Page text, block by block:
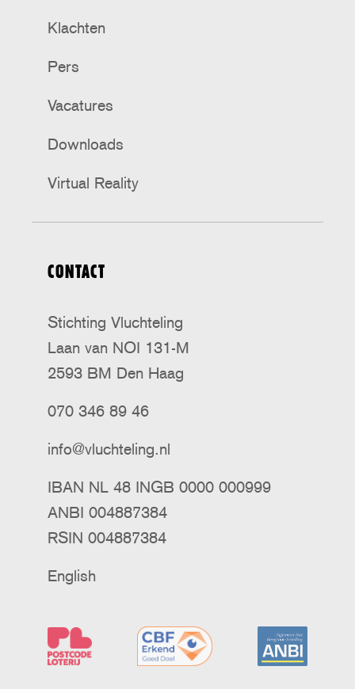
Klachten
Pers
Vacatures
Downloads
Virtual Reality
CONTACT
Stichting Vluchteling
Laan van NOI 131-M
2593 BM Den Haag
070 346 89 46
info@vluchteling.nl
IBAN NL 48 INGB 0000 000999
ANBI 004887384
RSIN 004887384
English